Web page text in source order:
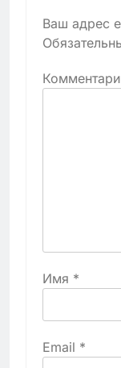
Ваш адрес
Имя *
Email *